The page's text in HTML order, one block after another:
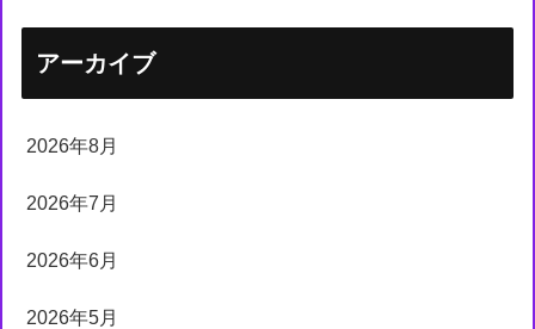
アーカイブ
2026年8月
2026年7月
2026年6月
2026年5月